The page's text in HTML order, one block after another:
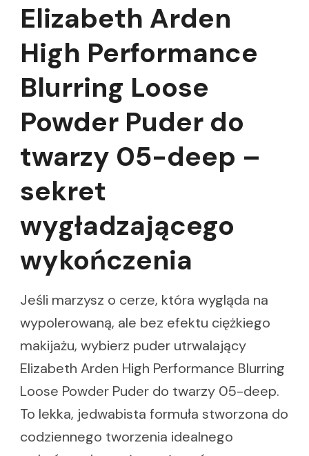
Elizabeth Arden
High Performance
Blurring Loose
Powder Puder do
twarzy 05-deep –
sekret
wygładzającego
wykończenia
Jeśli marzysz o cerze, która wygląda na
wypolerowaną, ale bez efektu ciężkiego
makijażu, wybierz puder utrwalający
Elizabeth Arden High Performance Blurring
Loose Powder Puder do twarzy 05-deep.
To lekka, jedwabista formuła stworzona do
codziennego tworzenia idealnego